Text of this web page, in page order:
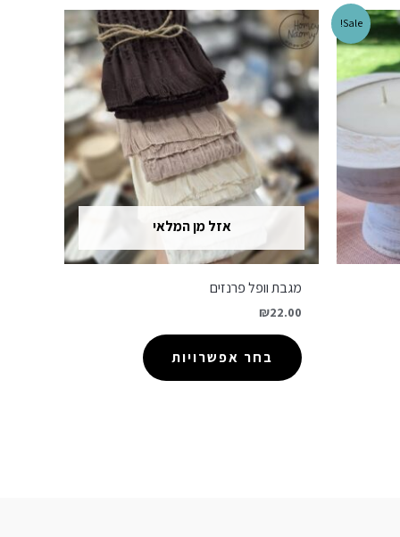
Sale!
אזל מן המלאי
מגבת וופל פרנזים
₪22.00
בחר אפשרויות